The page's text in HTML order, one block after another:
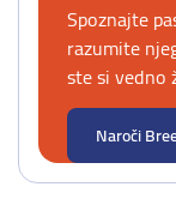
Spoznajte
razumite
ste si vedno
Naroči